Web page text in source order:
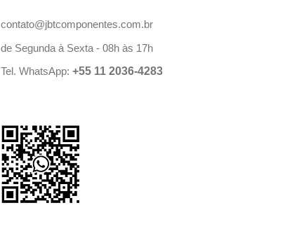
contato@jbtcomponentes.com.br
de Segunda à Sexta - 08h às 17h
Tel. WhatsApp: +55 11 2036-4283